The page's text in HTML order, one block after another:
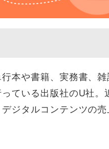
本や書籍、実務書、
ている出版社のU社。
ジタルコンテンツの